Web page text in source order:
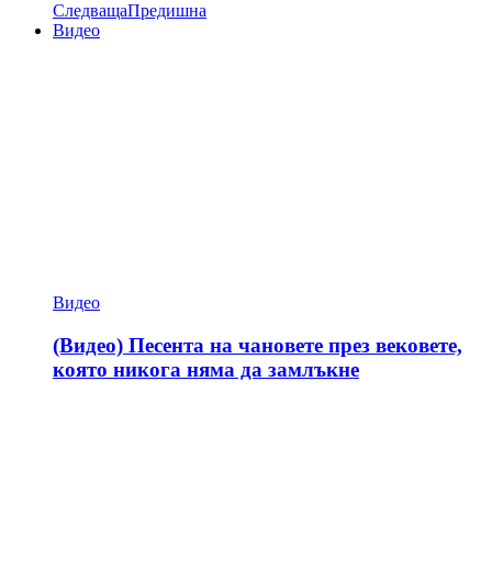
СледващаПредишна
Видео
Видео
(Видео) Песента на чановете през вековете,
която никога няма да замлъкне